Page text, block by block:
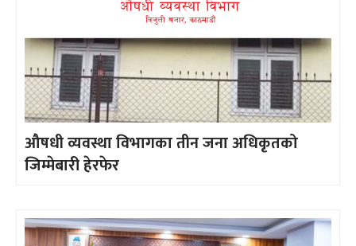
औषधी व्यवस्था विभागका तीन जना अधिकृतको
जिम्मेबारी हेरफेर